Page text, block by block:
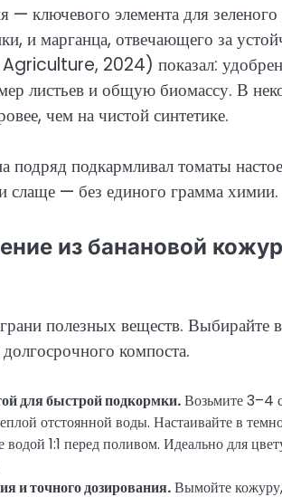
ключевого элемента для
и марганца, отвечающего за
Agriculture, 2024) показал:
листьев и общую биомассу. В
чем на чистой синтетике.
подряд подкармливал томаты
слаще — без единого грамма химии.
из банановой
полезных веществ. Выбирайте
компоста.
для быстрой подкормки.Возьмите 3–4
отстоянной воды. Настаивайте в
водой 1:1 перед поливом. Идеально для
и точного дозирования.Вымойте